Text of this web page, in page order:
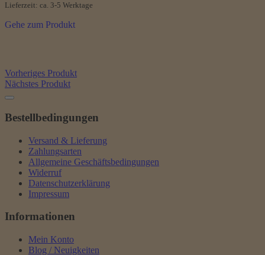
Lieferzeit: ca. 3-5 Werktage
Gehe zum Produkt
Vorheriges Produkt
Nächstes Produkt
Bestellbedingungen
Versand & Lieferung
Zahlungsarten
Allgemeine Geschäftsbedingungen
Widerruf
Datenschutzerklärung
Impressum
Informationen
Mein Konto
Blog / Neuigkeiten